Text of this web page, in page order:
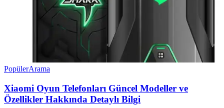
PopülerArama
Xiaomi Oyun Telefonları Güncel Modeller ve
Özellikler Hakkında Detaylı Bilgi